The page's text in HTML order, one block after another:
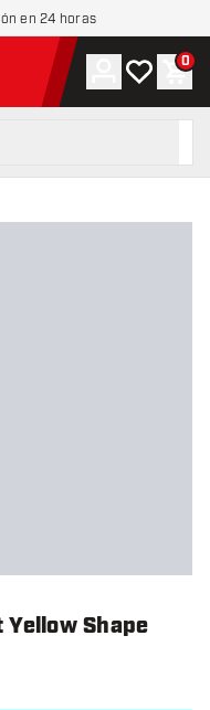
en 24 horas
de inicio
Cuenta
Mi lista de
0
Shape